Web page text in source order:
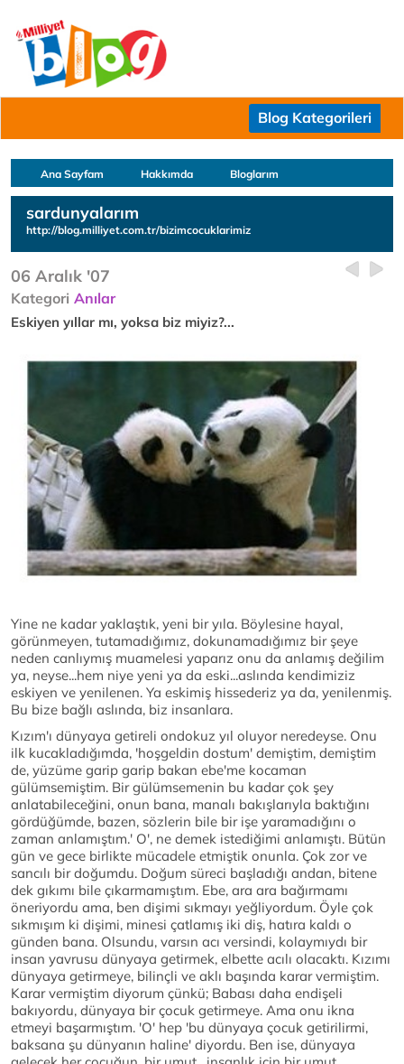
Blog Kategorileri
Ana Sayfam Hakkımda Bloglarım
sardunyalarım
http://blog.milliyet.com.tr/bizimcocuklarimiz
06 Aralık '07
Kategori Anılar
Eskiyen yıllar mı, yoksa biz miyiz?...
Yine ne kadar yaklaştık, yeni bir yıla. Böylesine hayal,
görünmeyen, tutamadığımız, dokunamadığımız bir şeye
neden canlıymış muamelesi yaparız onu da anlamış değilim
ya, neyse...hem niye yeni ya da eski...aslında kendimiziz
eskiyen ve yenilenen. Ya eskimiş hissederiz ya da, yenilenmiş.
Bu bize bağlı aslında, biz insanlara.
Kızım'ı dünyaya getireli ondokuz yıl oluyor neredeyse. Onu
ilk kucakladığımda, 'hoşgeldin dostum' demiştim, demiştim
de, yüzüme garip garip bakan ebe'me kocaman
gülümsemiştim. Bir gülümsemenin bu kadar çok şey
anlatabileceğini, onun bana, manalı bakışlarıyla baktığını
gördüğümde, bazen, sözlerin bile bir işe yaramadığını o
zaman anlamıştım.' O', ne demek istediğimi anlamıştı. Bütün
gün ve gece birlikte mücadele etmiştik onunla. Çok zor ve
sancılı bir doğumdu. Doğum süreci başladığı andan, bitene
dek gıkımı bile çıkarmamıştım. Ebe, ara ara bağırmamı
öneriyordu ama, ben dişimi sıkmayı yeğliyordum. Öyle çok
sıkmışım ki dişimi, minesi çatlamış iki diş, hatıra kaldı o
günden bana. Olsundu, varsın acı versindi, kolaymıydı bir
insan yavrusu dünyaya getirmek, elbette acılı olacaktı. Kızımı
dünyaya getirmeye, bilinçli ve aklı başında karar vermiştim.
Karar vermiştim diyorum çünkü; Babası daha endişeli
bakıyordu, dünyaya bir çocuk getirmeye. Ama onu ikna
etmeyi başarmıştım. 'O' hep 'bu dünyaya çocuk getirilirmi,
baksana şu dünyanın haline' diyordu. Ben ise, dünyaya